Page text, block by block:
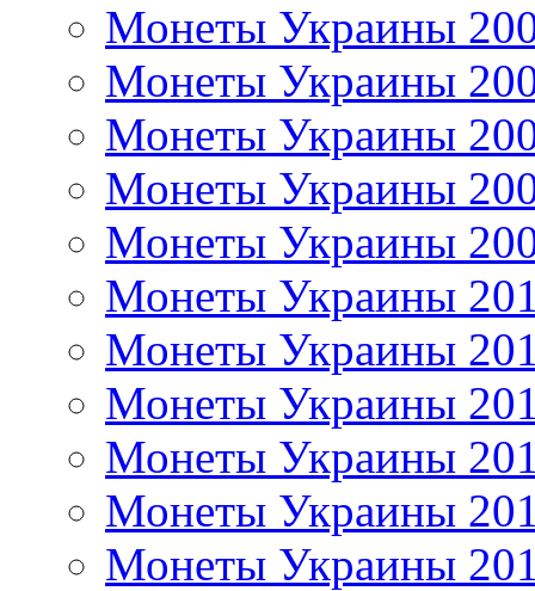
Монеты Украины
Монеты Украины
Монеты Украины
Монеты Украины
Монеты Украины
Монеты Украины
Монеты Украины
Монеты Украины
Монеты Украины
Монеты Украины
Монеты Украины